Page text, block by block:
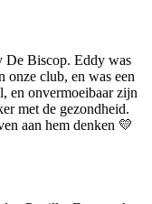
De Biscop. Eddy was
onze club, en was een
en onvermoeibaar zijn
met de gezondheid.
aan hem denken 💛